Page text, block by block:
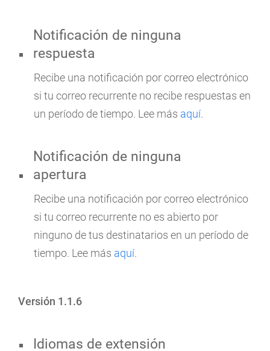
Notificación de ninguna
respuesta
Recibe una notificación por correo electrónico
si tu correo recurrente no recibe respuestas en
un período de tiempo. Lee más aquí.
Notificación de ninguna
apertura
Recibe una notificación por correo electrónico
si tu correo recurrente no es abierto por
ninguno de tus destinatarios en un período de
tiempo. Lee más aquí.
Versión 1.1.6
Idiomas de extensión